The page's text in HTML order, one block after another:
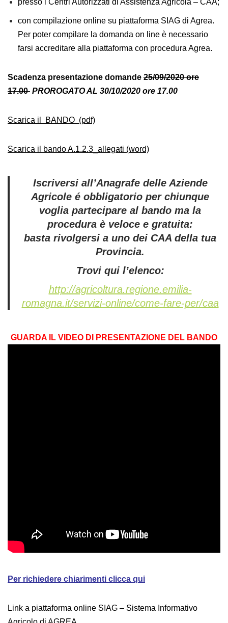
presso i Centri Autorizzati di Assistenza Agricola – CAA;
con compilazione online su piattaforma SIAG di Agrea.
Per poter compilare la domanda on line è necessario
farsi accreditare alla piattaforma con procedura Agrea.
Scadenza presentazione domande 25/09/2020 ore
17.00 PROROGATO AL 30/10/2020 ore 17.00
Scarica il BANDO (pdf)
Scarica il bando A.1.2.3_allegati (word)
Iscriversi all’Anagrafe delle Aziende
Agricole é obbligatorio per chiunque
voglia partecipare al bando ma la
procedura è veloce e gratuita:
basta rivolgersi a uno dei CAA della tua
Provincia.
Trovi qui l’elenco:
http://agricoltura.regione.emilia-
romagna.it/servizi-online/come-fare-per/caa
GUARDA IL VIDEO DI PRESENTAZIONE DEL BANDO
Per richiedere chiarimenti clicca qui
Link a piattaforma online SIAG – Sistema Informativo